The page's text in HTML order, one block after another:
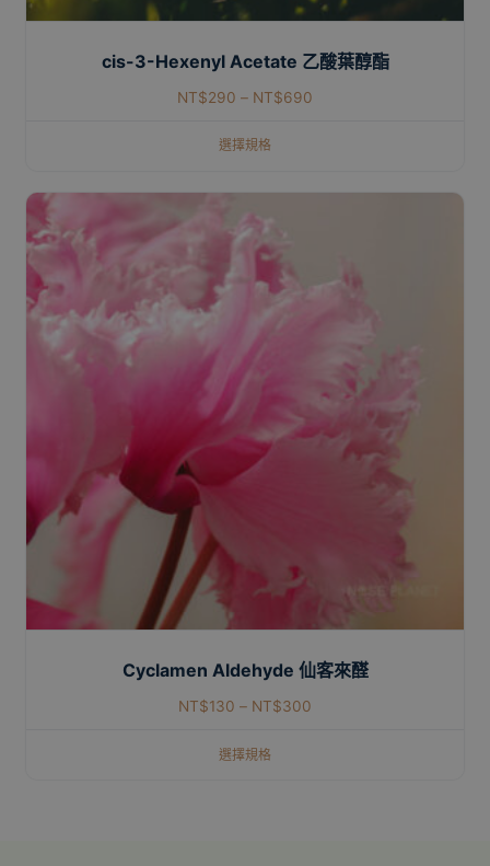
cis-3-Hexenyl Acetate 乙酸葉醇酯
NT$290 – NT$690
選擇規格
Cyclamen Aldehyde 仙客來醛
NT$130 – NT$300
選擇規格